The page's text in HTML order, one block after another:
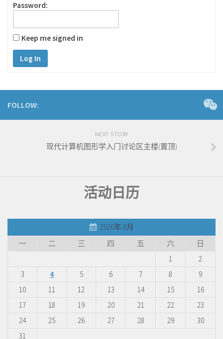
Password:
Keep me signed in
Log In
FOLLOW:
NEXT STORY
现代计算机图形学入门讨论区主楼(置顶)
活动日历
2026年 8月
一
二 三 四 五 六
日
1
2
3
4 5 6 7 8
9
10
11 12 13 14 15
16
17
18 19 20 21 22
23
24
25 26 27 28 29
30
31